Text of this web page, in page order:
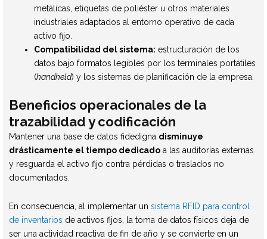
metálicas, etiquetas de poliéster u otros materiales
industriales adaptados al entorno operativo de cada
activo fijo.
Compatibilidad del sistema: estructuración de los
datos bajo formatos legibles por los terminales portátiles
(handheld) y los sistemas de planificación de la empresa.
Beneficios operacionales de la
trazabilidad y codificación
Mantener una base de datos fidedigna disminuye
drásticamente el tiempo dedicado a las auditorías externas
y resguarda el activo fijo contra pérdidas o traslados no
documentados.
En consecuencia, al implementar un sistema RFID para control
de inventarios de activos fijos, la toma de datos físicos deja de
ser una actividad reactiva de fin de año y se convierte en un